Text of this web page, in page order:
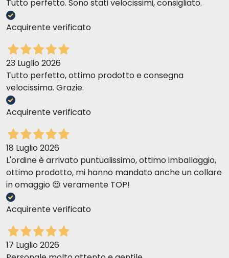
100 kcal
Tutto perfetto. Sono stati velocissimi, consigliato.
Acquirente verificato
23 Luglio 2026
Tutto perfetto, ottimo prodotto e consegna
velocissima. Grazie.
Acquirente verificato
18 Luglio 2026
L'ordine è arrivato puntualissimo, ottimo imballaggio,
ottimo prodotto, mi hanno mandato anche un collare
in omaggio 😍 veramente TOP!
Acquirente verificato
17 Luglio 2026